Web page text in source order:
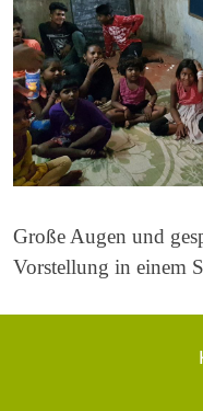
Große Augen und
Vorstellung in einem